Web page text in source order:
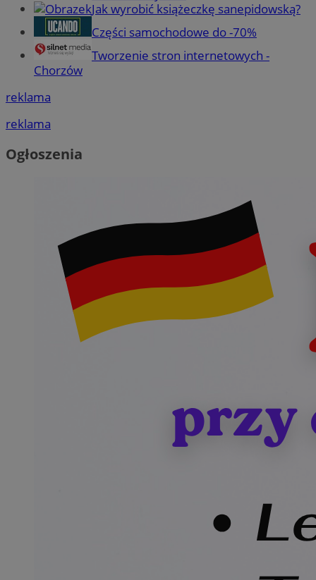
Jak wyrobić książeczkę sanepidowską?
Części samochodowe do -70%
Tworzenie stron internetowych -
Chorzów
reklama
reklama
Ogłoszenia